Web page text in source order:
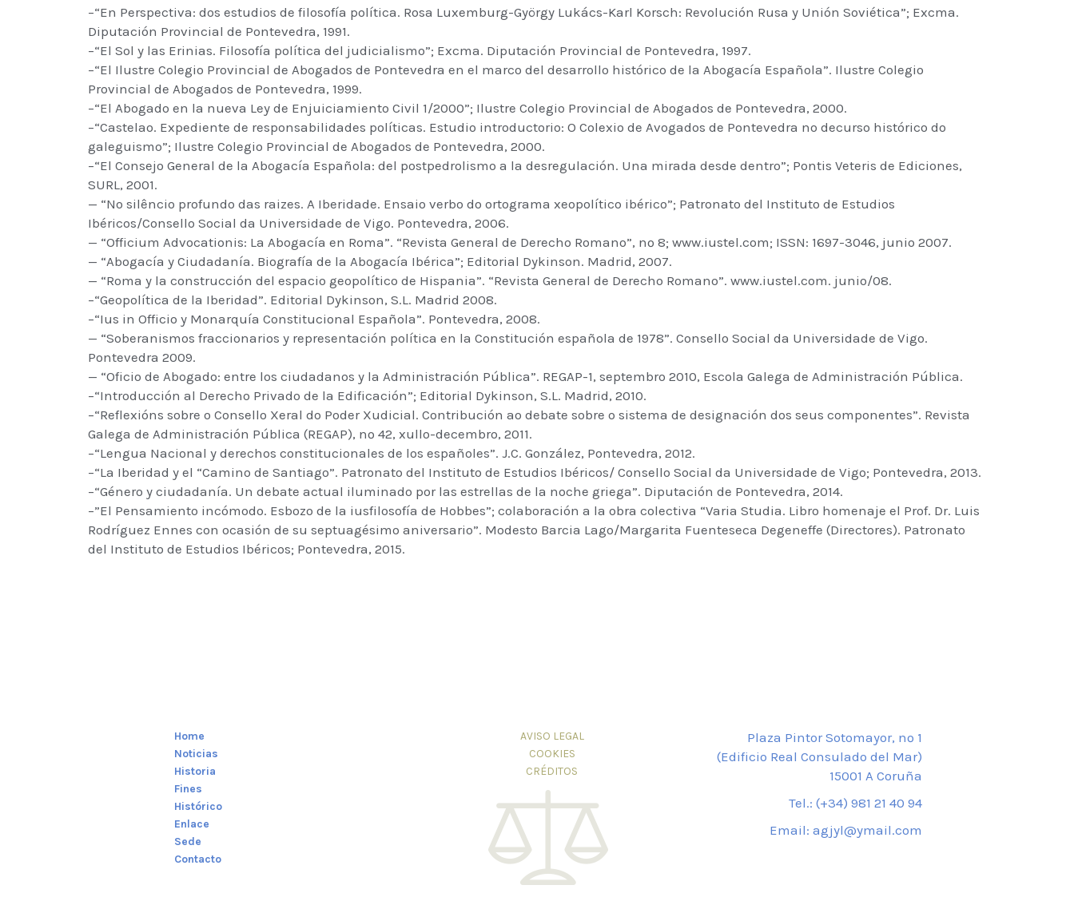
–“En Perspectiva: dos estudios de filosofía política. Rosa Luxemburg-György Lukács-Karl Korsch: Revolución Rusa y Unión Soviética”; Excma.
Diputación Provincial de Pontevedra, 1991.
–“El Sol y las Erinias. Filosofía política del judicialismo”; Excma. Diputación Provincial de Pontevedra, 1997.
–“El Ilustre Colegio Provincial de Abogados de Pontevedra en el marco del desarrollo histórico de la Abogacía Española”. Ilustre Colegio
Provincial de Abogados de Pontevedra, 1999.
–“El Abogado en la nueva Ley de Enjuiciamiento Civil 1/2000”; Ilustre Colegio Provincial de Abogados de Pontevedra, 2000.
–“Castelao. Expediente de responsabilidades políticas. Estudio introductorio: O Colexio de Avogados de Pontevedra no decurso histórico do
galeguismo”; Ilustre Colegio Provincial de Abogados de Pontevedra, 2000.
–“El Consejo General de la Abogacía Española: del postpedrolismo a la desregulación. Una mirada desde dentro”; Pontis Veteris de Ediciones,
SURL, 2001.
— “No silêncio profundo das raizes. A Iberidade. Ensaio verbo do ortograma xeopolítico ibérico”; Patronato del Instituto de Estudios
Ibéricos/Consello Social da Universidade de Vigo. Pontevedra, 2006.
— “Officium Advocationis: La Abogacía en Roma”. “Revista General de Derecho Romano”, nº 8; www.iustel.com; ISSN: 1697-3046, junio 2007.
— “Abogacía y Ciudadanía. Biografía de la Abogacía Ibérica”; Editorial Dykinson. Madrid, 2007.
— “Roma y la construcción del espacio geopolítico de Hispania”. “Revista General de Derecho Romano”. www.iustel.com. junio/08.
–“Geopolítica de la Iberidad”. Editorial Dykinson, S.L. Madrid 2008.
–“Ius in Officio y Monarquía Constitucional Española”. Pontevedra, 2008.
— “Soberanismos fraccionarios y representación política en la Constitución española de 1978”. Consello Social da Universidade de Vigo.
Pontevedra 2009.
— “Oficio de Abogado: entre los ciudadanos y la Administración Pública”. REGAP-1, septembro 2010, Escola Galega de Administración Pública.
–“Introducción al Derecho Privado de la Edificación”; Editorial Dykinson, S.L. Madrid, 2010.
–“Reflexións sobre o Consello Xeral do Poder Xudicial. Contribución ao debate sobre o sistema de designación dos seus componentes”. Revista
Galega de Administración Pública (REGAP), nº 42, xullo-decembro, 2011.
–“Lengua Nacional y derechos constitucionales de los españoles”. J.C. González, Pontevedra, 2012.
–“La Iberidad y el “Camino de Santiago”. Patronato del Instituto de Estudios Ibéricos/ Consello Social da Universidade de Vigo; Pontevedra, 2013.
–“Género y ciudadanía. Un debate actual iluminado por las estrellas de la noche griega”. Diputación de Pontevedra, 2014.
–”El Pensamiento incómodo. Esbozo de la iusfilosofía de Hobbes”; colaboración a la obra colectiva “Varia Studia. Libro homenaje el Prof. Dr. Luis
Rodríguez Ennes con ocasión de su septuagésimo aniversario”. Modesto Barcia Lago/Margarita Fuenteseca Degeneffe (Directores). Patronato
del Instituto de Estudios Ibéricos; Pontevedra, 2015.
Home
Noticias
Historia
Fines
Histórico
Enlace
Sede
Contacto
AVISO LEGAL
COOKIES
CRÉDITOS
Plaza Pintor Sotomayor, nº 1
(Edificio Real Consulado del Mar)
15001 A Coruña
Tel.: (+34) 981 21 40 94
Email: agjyl@ymail.com